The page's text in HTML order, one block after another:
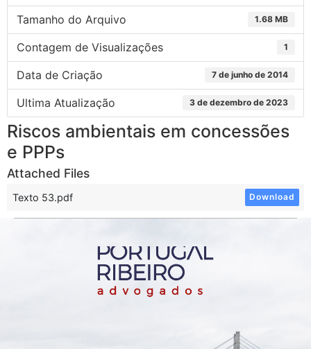
Tamanho do Arquivo 1.68 MB
Contagem de Visualizações 1
Data de Criação 7 de junho de 2014
Ultima Atualização 3 de dezembro de 2023
Riscos ambientais em concessões
e PPPs
Attached Files
Texto 53.pdf Download